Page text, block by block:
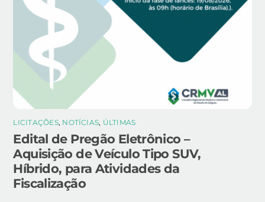
LICITAÇÕES, NOTÍCIAS, ÚLTIMAS
Edital de Pregão Eletrônico –
Aquisição de Veículo Tipo SUV,
Híbrido, para Atividades da
Fiscalização